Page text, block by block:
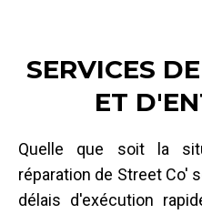
SERVICES
ET
Quelle que soit la
réparation de Street Co'
délais d'exécution